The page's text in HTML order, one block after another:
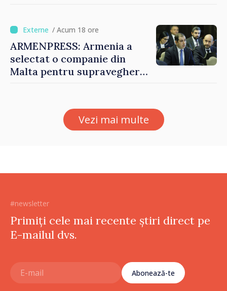
bază al oamenilor”
/ Acum 18 ore
ARMENPRESS: Armenia a
selectat o companie din
Malta pentru supravegherea
Vezi mai multe
#newsletter
Primiți cele mai recente știri direct pe
E-mailul dvs.
Abonează-te